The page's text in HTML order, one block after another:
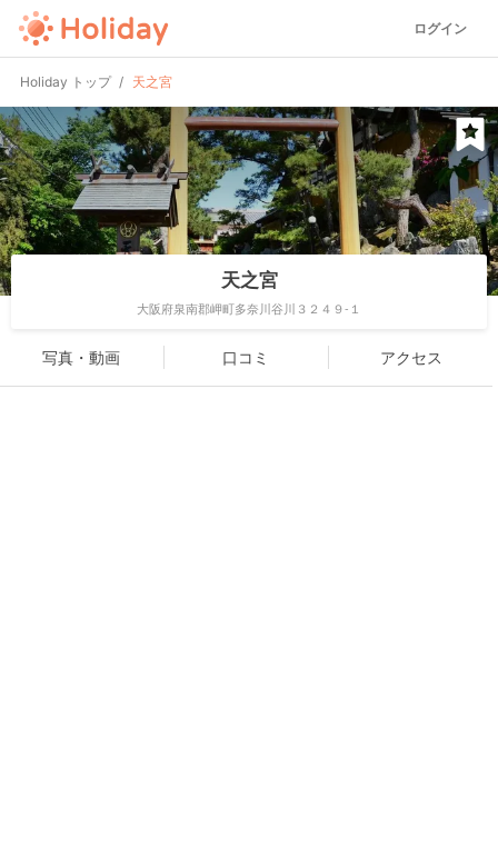
ログイン
Holiday トップ 天之宮
天之宮
大阪府泉南郡岬町多奈川谷川３２４９-１
写真・動画 口コミ アクセス